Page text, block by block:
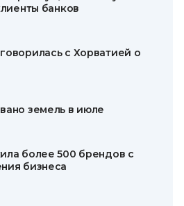
банков
с Хорватией о
земель в июле
более 500 брендов с
бизнеса